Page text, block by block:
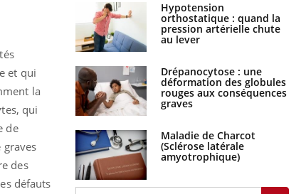
et qui
la
qui
de
des
défauts
Hypotension
orthostatique : quand la
pression artérielle chute
au lever
Drépanocytose : une
déformation des globules
rouges aux conséquences
graves
Maladie de Charcot
(Sclérose latérale
amyotrophique)